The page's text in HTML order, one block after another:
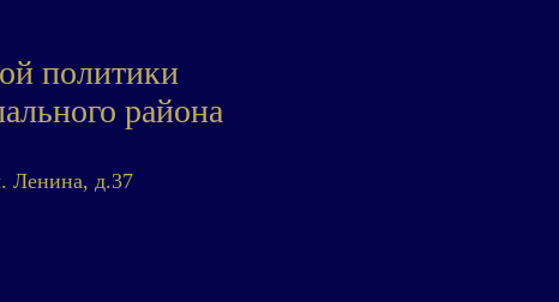
политики
района
Ленина, д.37